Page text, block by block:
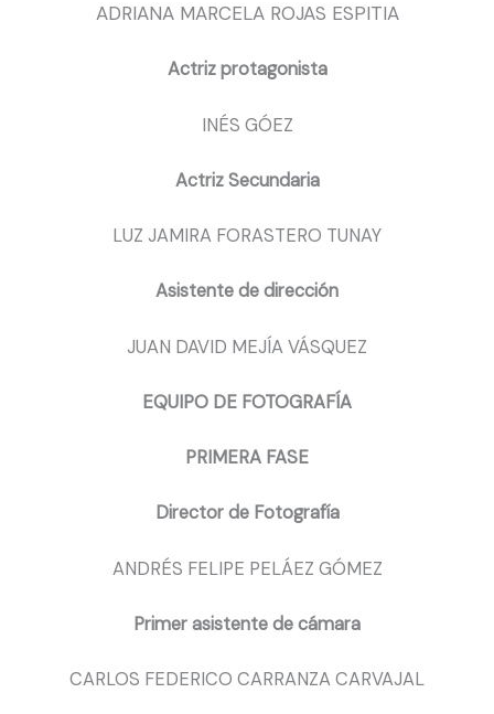
ADRIANA MARCELA ROJAS ESPITIA
Actriz protagonista
INÉS GÓEZ
Actriz Secundaria
LUZ JAMIRA FORASTERO TUNAY
Asistente de dirección
JUAN DAVID MEJÍA VÁSQUEZ
EQUIPO DE FOTOGRAFÍA
PRIMERA FASE
Director de Fotografía
ANDRÉS FELIPE PELÁEZ GÓMEZ
Primer asistente de cámara
CARLOS FEDERICO CARRANZA CARVAJAL